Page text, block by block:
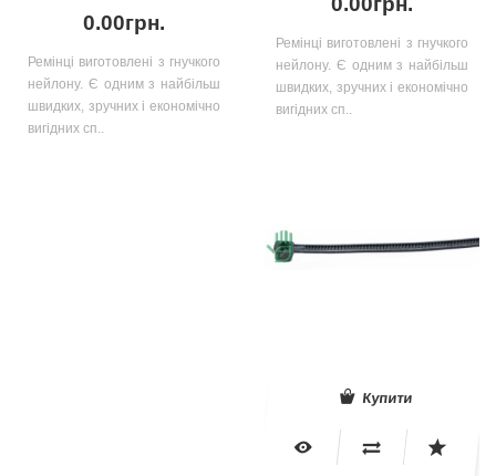
0.00грн.
Ремінці виготовлені з гнучкого
нейлону. Є одним з найбільш
швидких, зручних і економічно
вигідних сп..
Ремінці виготовлені з гнучкого
нейлону. Є одним з найбільш
швидких, зручних і економічно
вигідних сп..
Купити